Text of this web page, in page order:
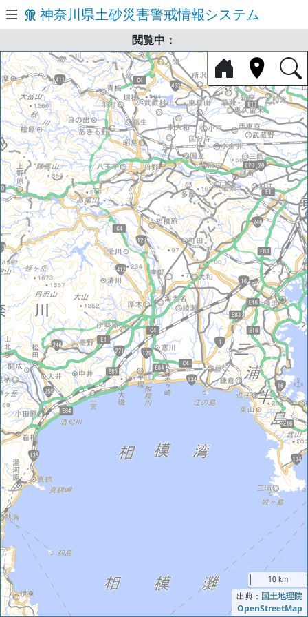
神奈川県土砂災害警戒情報システム
閲覧中：
出典： 国土地理院
OpenStreetMap
10 km